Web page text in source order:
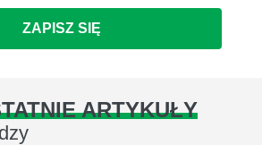
ZAPISZ SIĘ
ARTYKUŁY